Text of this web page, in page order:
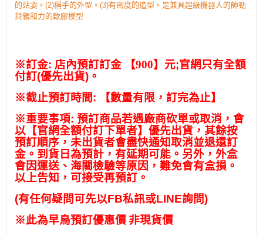
的站姿。(2)稱手的外型。(3)有密度的造型。是兼具超級機器人的帥勁
與親和力的軟膠模型
※訂金: 店內預訂訂金 【900】元;官網只有全額
付訂(優先出貨) 。
※截止預訂時間:
【數量有限，訂完為止】
※重要事項: 預訂商品若遇廠商砍單或取消，會
以【官網全額付訂下單者】優先出貨，其餘按
預訂順序，未出貨者會盡快通知取消並退還訂
金。到貨日為預計，有延期可能。另外，外盒
會因運送、海關檢驗等原因，難免會有盒損。
以上告知，可接受再預訂。
(有任何疑問可先以FB私訊或LINE詢問)
※此為早鳥預訂優惠價 非現貨價